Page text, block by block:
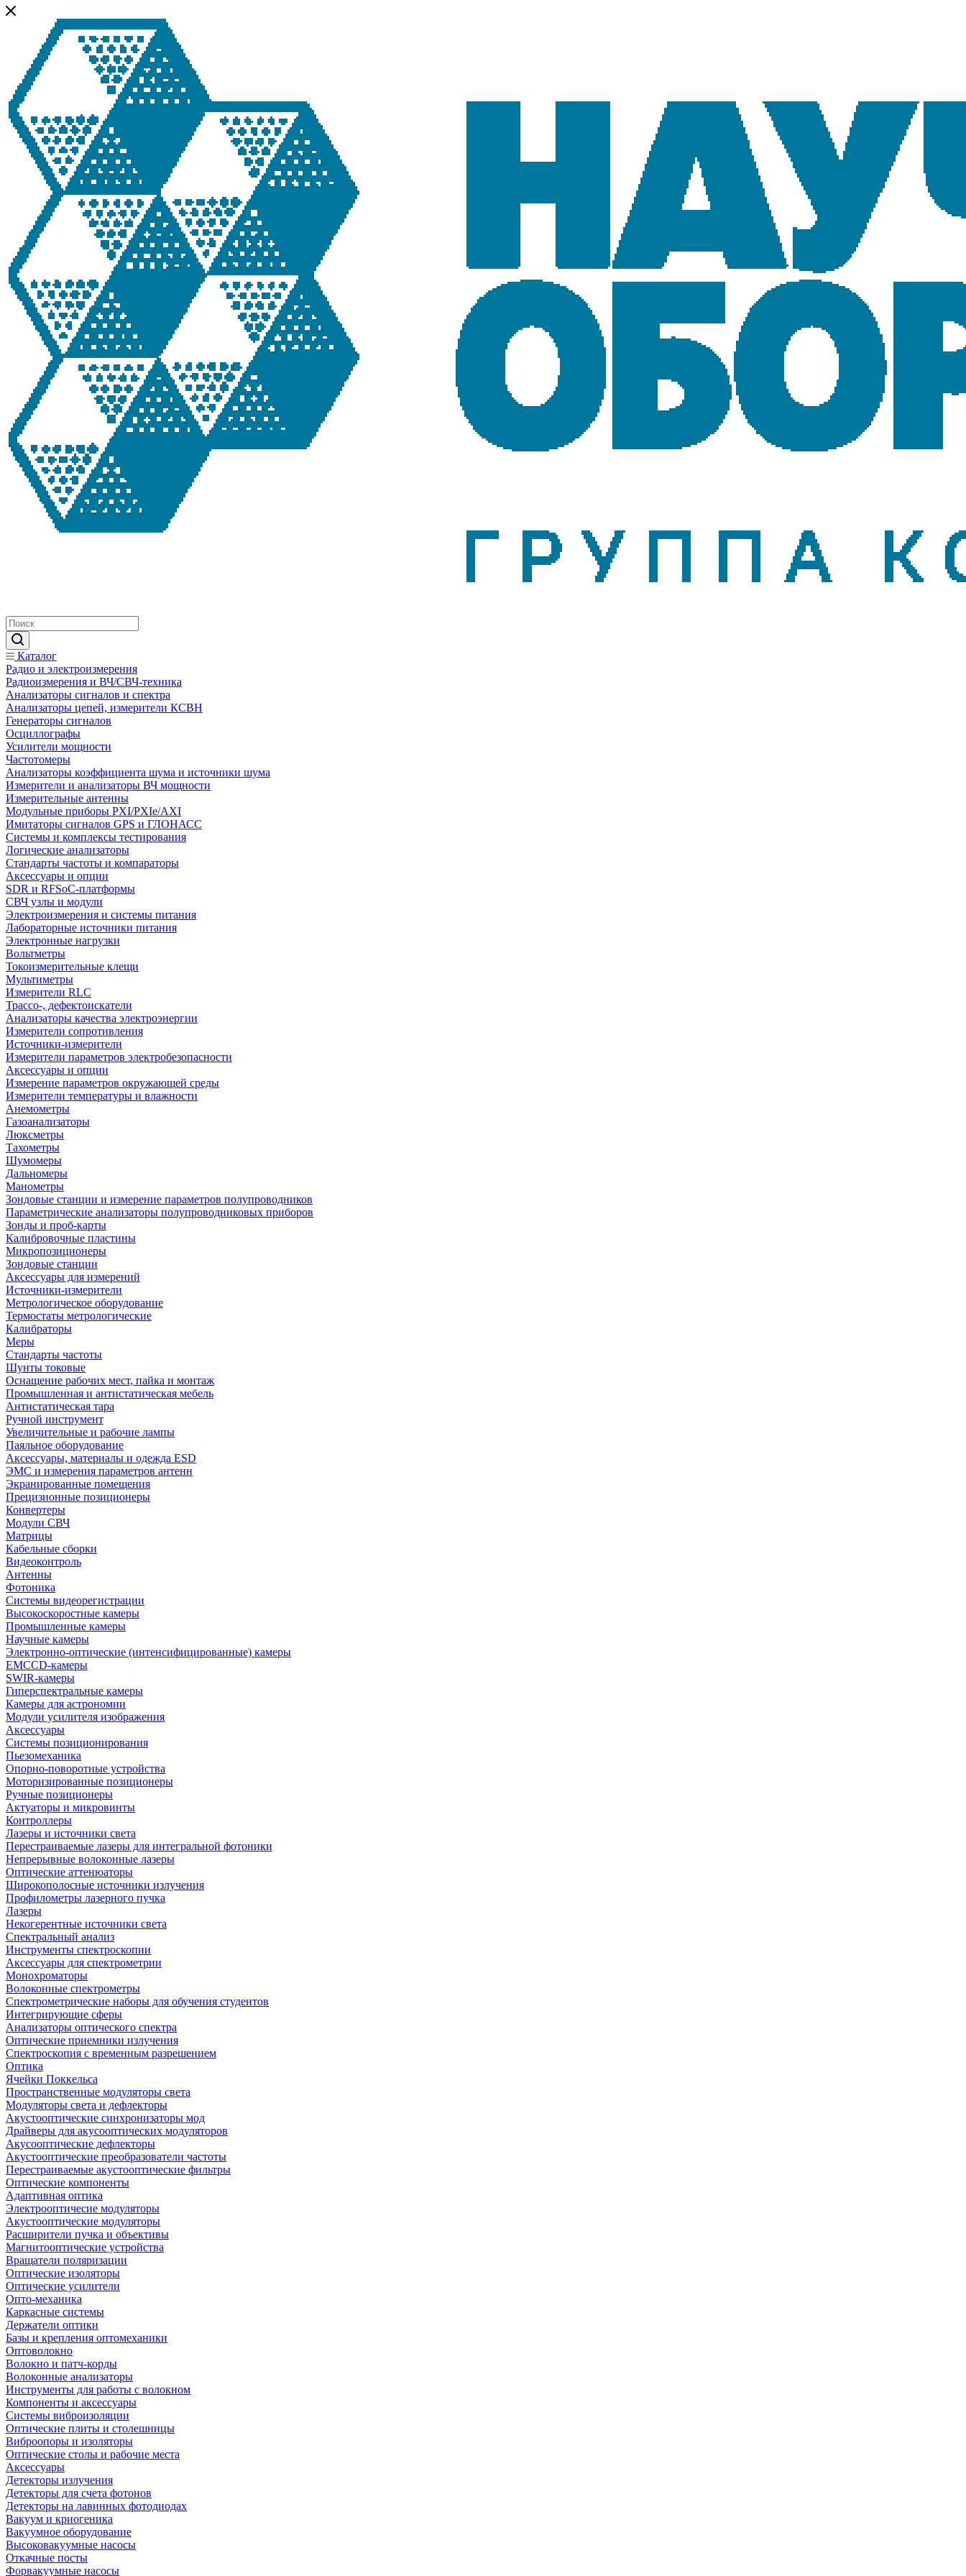
Каталог
Радио и электроизмерения
Радиоизмерения и ВЧ/СВЧ-техника
Анализаторы сигналов и спектра
Анализаторы цепей, измерители КСВН
Генераторы сигналов
Осциллографы
Усилители мощности
Частотомеры
Анализаторы коэффициента шума и источники шума
Измерители и анализаторы ВЧ мощности
Измерительные антенны
Модульные приборы PXI/PXIe/AXI
Имитаторы сигналов GPS и ГЛОНАСС
Системы и комплексы тестирования
Логические анализаторы
Стандарты частоты и компараторы
Аксессуары и опции
SDR и RFSoC‑платформы
СВЧ узлы и модули
Электроизмерения и системы питания
Лабораторные источники питания
Электронные нагрузки
Вольтметры
Токоизмерительные клещи
Мультиметры
Измерители RLC
Трассо-, дефектоискатели
Анализаторы качества электроэнергии
Измерители сопротивления
Источники-измерители
Измерители параметров электробезопасности
Аксессуары и опции
Измерение параметров окружающей среды
Измерители температуры и влажности
Анемометры
Газоанализаторы
Люксметры
Тахометры
Шумомеры
Дальномеры
Манометры
Зондовые станции и измерение параметров полупроводников
Параметрические анализаторы полупроводниковых приборов
Зонды и проб-карты
Калибровочные пластины
Микропозиционеры
Зондовые станции
Аксессуары для измерений
Источники-измерители
Метрологическое оборудование
Термостаты метрологические
Калибраторы
Меры
Стандарты частоты
Шунты токовые
Оснащение рабочих мест, пайка и монтаж
Промышленная и антистатическая мебель
Антистатическая тара
Ручной инструмент
Увеличительные и рабочие лампы
Паяльное оборудование
Аксессуары, материалы и одежда ESD
ЭМС и измерения параметров антенн
Экранированные помещения
Прецизионные позиционеры
Конвертеры
Модули СВЧ
Матрицы
Кабельные сборки
Видеоконтроль
Антенны
Фотоника
Cистемы видеорегистрации
Высокоскоростные камеры
Промышленные камеры
Научные камеры
Электронно-оптические (интенсифицированные) камеры
EMCCD-камеры
SWIR-камеры
Гиперспектральные камеры
Камеры для астрономии
Модули усилителя изображения
Аксессуары
Системы позиционирования
Пьезомеханика
Опорно-поворотные устройства
Моторизированные позиционеры
Ручные позиционеры
Актуаторы и микровинты
Контроллеры
Лазеры и источники света
Перестраиваемые лазеры для интегральной фотоники
Непрерывные волоконные лазеры
Оптические аттенюаторы
Широкополосные источники излучения
Профилометры лазерного пучка
Лазеры
Некогерентные источники света
Спектральный анализ
Инструменты спектроскопии
Аксессуары для спектрометрии
Монохроматоры
Волоконные спектрометры
Спектрометрические наборы для обучения студентов
Интегрирующие сферы
Анализаторы оптического спектра
Оптические приемники излучения
Спектроскопия с временным разрешением
Оптика
Ячейки Поккельса
Пространственные модуляторы света
Модуляторы света и дефлекторы
Акустооптические синхронизаторы мод
Драйверы для акусооптических модуляторов
Акусооптические дефлекторы
Акустооптические преобразователи частоты
Перестраиваемые акустооптические фильтры
Оптические компоненты
Адаптивная оптика
Электрооптичесие модуляторы
Акустооптические модуляторы
Расширители пучка и объективы
Магнитооптические устройства
Вращатели поляризации
Оптические изоляторы
Оптические усилители
Опто-механика
Каркасные системы
Держатели оптики
Базы и крепления оптомеханики
Оптоволокно
Волокно и патч-корды
Волоконные анализаторы
Инструменты для работы с волокном
Компоненты и аксессуары
Системы виброизоляции
Оптические плиты и столешницы
Виброопоры и изоляторы
Оптические столы и рабочие места
Аксессуары
Детекторы излучения
Детекторы для счета фотонов
Детекторы на лавинных фотодиодах
Вакуум и криогеника
Вакуумное оборудование
Высоковакуумные насосы
Откачные посты
Форвакуумные насосы